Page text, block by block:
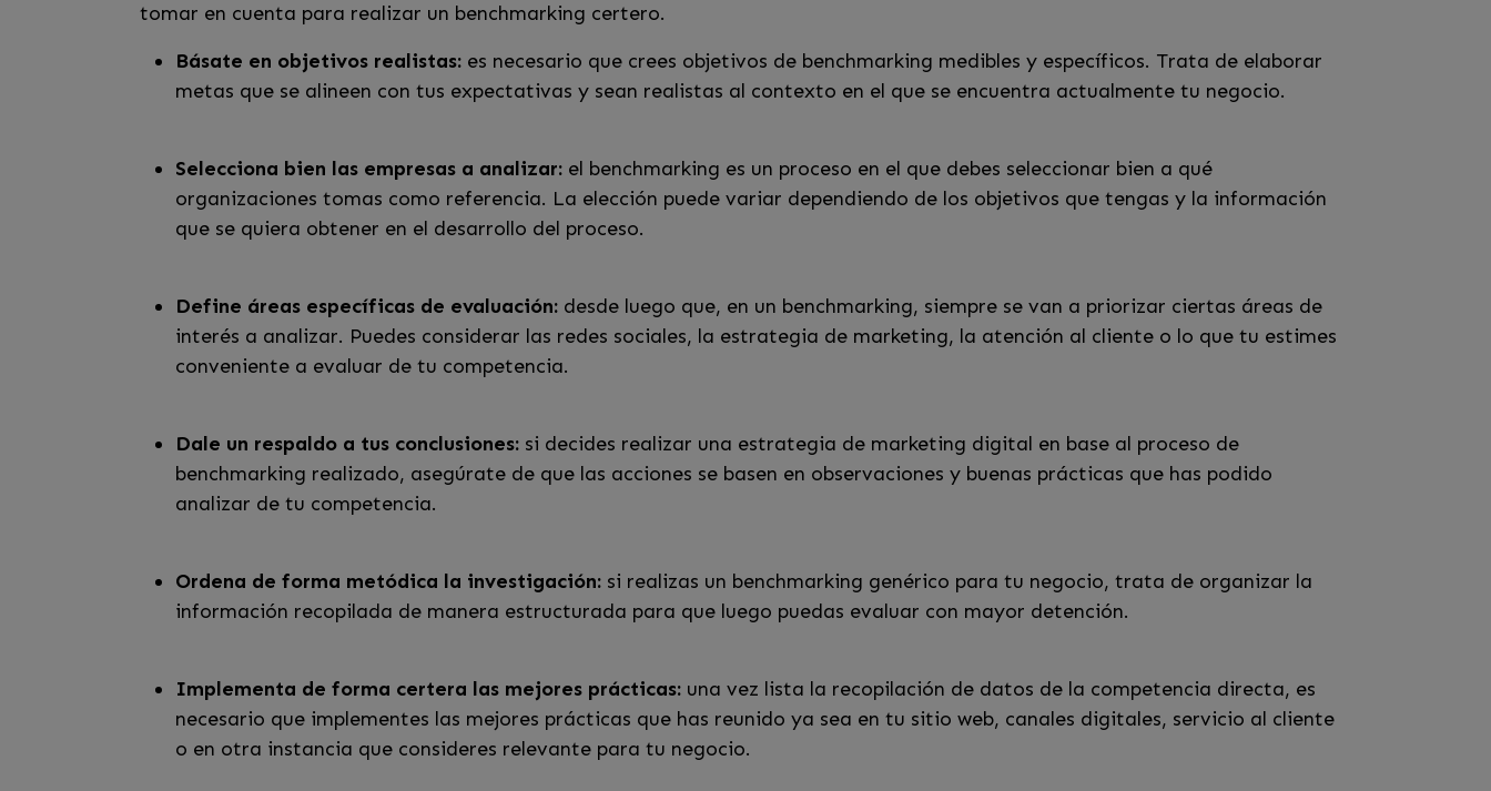
tomar en cuenta para realizar un benchmarking certero.
Básate en objetivos realistas: es necesario que crees objetivos de benchmarking medibles y específicos. Trata de elaborar
metas que se alineen con tus expectativas y sean realistas al contexto en el que se encuentra actualmente tu negocio.
Selecciona bien las empresas a analizar: el benchmarking es un proceso en el que debes seleccionar bien a qué
organizaciones tomas como referencia. La elección puede variar dependiendo de los objetivos que tengas y la información
que se quiera obtener en el desarrollo del proceso.
Define áreas específicas de evaluación: desde luego que, en un benchmarking, siempre se van a priorizar ciertas áreas de
interés a analizar. Puedes considerar las redes sociales, la estrategia de marketing, la atención al cliente o lo que tu estimes
conveniente a evaluar de tu competencia.
Dale un respaldo a tus conclusiones: si decides realizar una estrategia de marketing digital en base al proceso de
benchmarking realizado, asegúrate de que las acciones se basen en observaciones y buenas prácticas que has podido
analizar de tu competencia.
Ordena de forma metódica la investigación: si realizas un benchmarking genérico para tu negocio, trata de organizar la
información recopilada de manera estructurada para que luego puedas evaluar con mayor detención.
Implementa de forma certera las mejores prácticas: una vez lista la recopilación de datos de la competencia directa, es
necesario que implementes las mejores prácticas que has reunido ya sea en tu sitio web, canales digitales, servicio al cliente
o en otra instancia que consideres relevante para tu negocio.